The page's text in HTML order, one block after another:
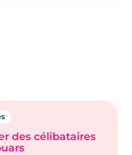
des célibataires